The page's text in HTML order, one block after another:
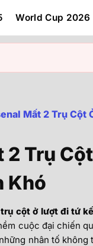
World Cup 2026
Mất 2 Trụ Cột
2 Trụ
Khó
cột ở lượt đi tứ
cuộc đại chiến
nhân tố